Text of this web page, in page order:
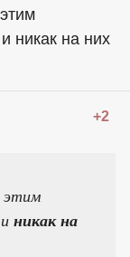
никак на них
+2
этим
никак на